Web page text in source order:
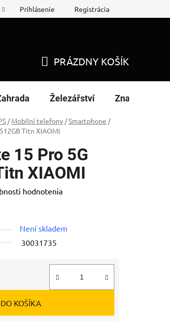
Nákup na splátky
Prihlásenie Registrácia
KOŠÍK
PRÁZDNY KOŠÍK
Železářství Značky
/ Mobilní telefony /Smartphone /
Titn XIAOMI
15 Pro 5G
XIAOMI
hodnotenia
Není skladem
30031735
DO KOŠÍKA